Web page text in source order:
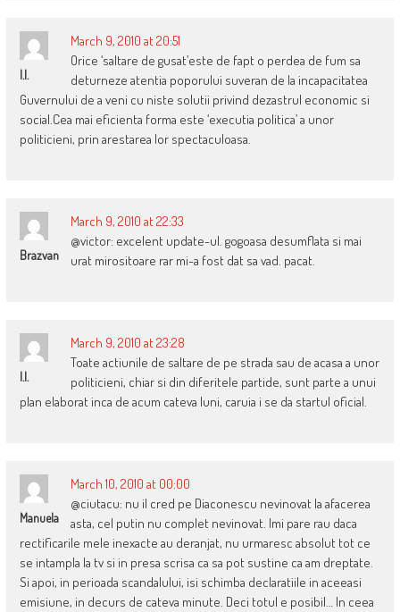
I.I.
March 9, 2010 at 20:51
Orice ‘saltare de gusat’este de fapt o perdea de fum sa
deturneze atentia poporului suveran de la incapacitatea
Guvernului de a veni cu niste solutii privind dezastrul economic si
social.Cea mai eficienta forma este ‘executia politica’ a unor
politicieni, prin arestarea lor spectaculoasa.
Brazvan
March 9, 2010 at 22:33
@victor: excelent update-ul. gogoasa desumflata si mai
urat mirositoare rar mi-a fost dat sa vad. pacat.
I.I.
March 9, 2010 at 23:28
Toate actiunile de saltare de pe strada sau de acasa a unor
politicieni, chiar si din diferitele partide, sunt parte a unui
plan elaborat inca de acum cateva luni, caruia i se da startul oficial.
Manuela
March 10, 2010 at 00:00
@ciutacu: nu il cred pe Diaconescu nevinovat la afacerea
asta, cel putin nu complet nevinovat. Imi pare rau daca
rectificarile mele inexacte au deranjat, nu urmaresc absolut tot ce
se intampla la tv si in presa scrisa ca sa pot sustine ca am dreptate.
Si apoi, in perioada scandalului, isi schimba declaratiile in aceeasi
emisiune, in decurs de cateva minute. Deci totul e posibil… In ceea